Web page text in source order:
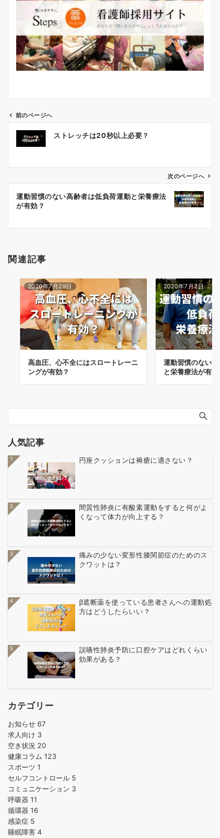
ン
前のページへ
ストレッチは20秒以上必要？
次のページへ
運動習慣のない高齢者は低負荷運動と栄養療法
が有効？
関連記事
2020年7月29日
高血圧、心不全にはスロートレーニ
ングが有効？
2020年7月2日
運動習慣のない
と栄養療法が有効
人気記事
1 円座クッションは褥瘡に適さない？
2
間質性肺炎に有酸素運動をすると何がよ
くなって体力が向上する？
3
痛みの少ない変形性膝関節症のためのス
クワットは？
4
β遮断薬を使っている患者さんへの運動処
方はどうしたらいい？
5
誤嚥性肺炎予防に口腔ケアはどれくらい
効果がある？
カテゴリー
お知らせ 67
求人向け 3
空き状況 20
健康コラム 123
スポーツ 1
セルフコントロール 5
コミュニケーション 3
呼吸器 11
循環器 16
感染症 5
睡眠障害 4